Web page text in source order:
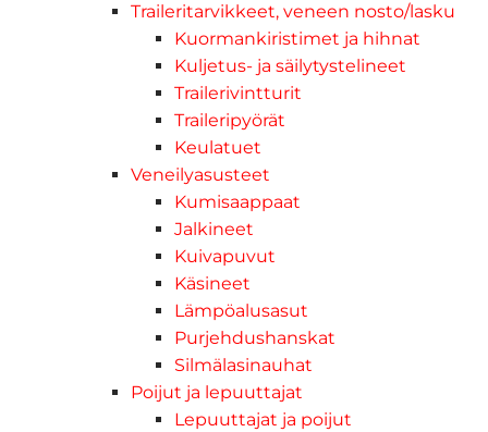
Traileritarvikkeet, veneen nosto/lasku
Kuormankiristimet ja hihnat
Kuljetus- ja säilytystelineet
Trailerivintturit
Traileripyörät
Keulatuet
Veneilyasusteet
Kumisaappaat
Jalkineet
Kuivapuvut
Käsineet
Lämpöalusasut
Purjehdushanskat
Silmälasinauhat
Poijut ja lepuuttajat
Lepuuttajat ja poijut